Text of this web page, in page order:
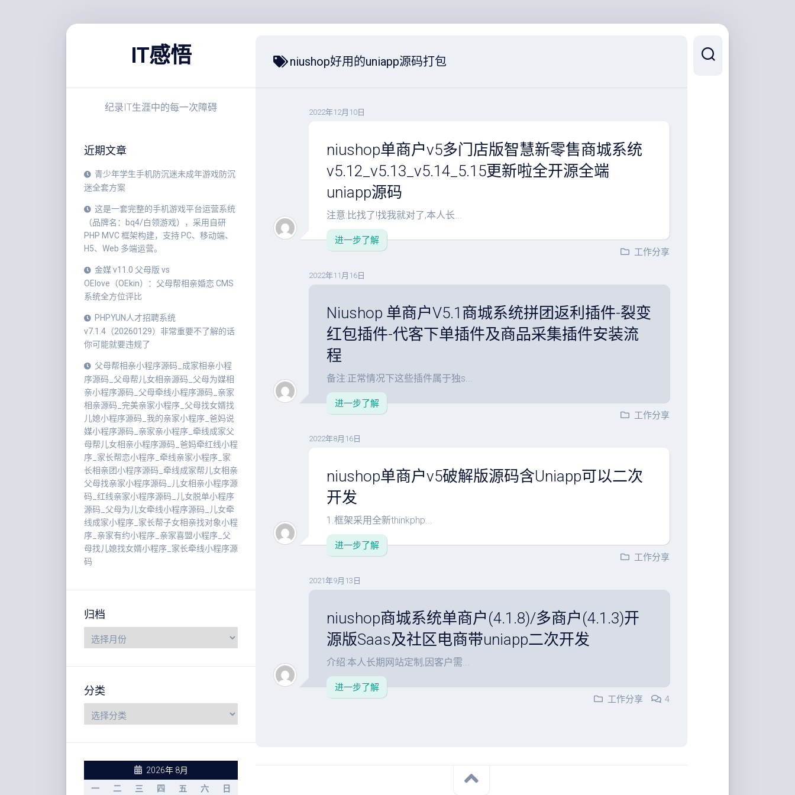
IT感悟
纪录IT生涯中的每一次障碍
近期文章
青少年学生手机防沉迷未成年游戏防沉
迷全套方案
这是一套完整的手机游戏平台运营系统
（品牌名：bq4/白领游戏），采用自研
PHP MVC 框架构建，支持 PC、移动端、
H5、Web 多端运营。
金媒 v11.0 父母版 vs
OElove（OEkin）：父母帮相亲婚恋 CMS
系统全方位评比
PHPYUN人才招聘系统
v7.1.4（20260129）非常重要不了解的话
你可能就要违规了
父母帮相亲小程序源码_成家相亲小程
序源码_父母帮儿女相亲源码_父母为媒相
亲小程序源码_父母牵线小程序源码_亲家
相亲源码_完美亲家小程序_父母找女婿找
儿媳小程序源码_我的亲家小程序_爸妈说
媒小程序源码_亲家亲小程序_牵线成家父
母帮儿女相亲小程序源码_爸妈牵红线小程
序_家长帮恋小程序_牵线亲家小程序_家
长相亲团小程序源码_牵线成家帮儿女相亲
父母找亲家小程序源码_儿女相亲小程序源
码_红线亲家小程序源码_儿女脱单小程序
源码_父母为儿女牵线小程序源码_儿女牵
线成家小程序_家长帮子女相亲找对象小程
序_亲家有约小程序_亲家喜盟小程序_父
母找儿媳找女婿小程序_家长牵线小程序源
码
归档
分类
2026年 8月
一
二 三 四 五 六 日
niushop好用的uniapp源码打包
2022年12月10日
niushop单商户v5多门店版智慧新零售商城系统
v5.12_v5.13_v5.14_5.15更新啦全开源全端
uniapp源码
注意:比找了!找我就对了,本人长...
进一步了解
工作分享
2022年11月16日
Niushop 单商户V5.1商城系统拼团返利插件-裂变
红包插件-代客下单插件及商品采集插件安装流
程
备注:正常情况下这些插件属于独s...
进一步了解
工作分享
2022年8月16日
niushop单商户v5破解版源码含Uniapp可以二次
开发
1.框架采用全新thinkphp...
进一步了解
工作分享
2021年9月13日
niushop商城系统单商户(4.1.8)/多商户(4.1.3)开
源版Saas及社区电商带uniapp二次开发
介绍:本人长期网站定制,因客户需...
进一步了解
工作分享
4